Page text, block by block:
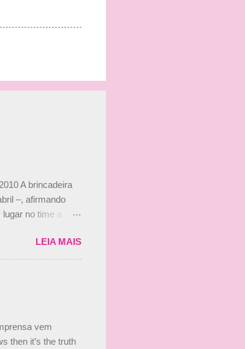
A brincadeira
–, afirmando
no time a
em 2010. "Na
com Bruno
o filho do
LEIA MAIS
vem
then it’s the truth